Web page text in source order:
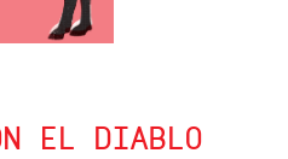
EL DIABLO